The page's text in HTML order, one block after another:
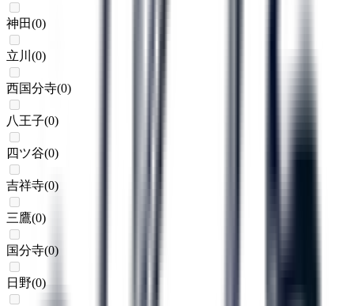
神田(0)
立川 (0)
西国分寺(0)
八王子(0)
四ツ谷(0)
吉祥寺(0)
三鷹(0)
国分寺(0)
日野(0)